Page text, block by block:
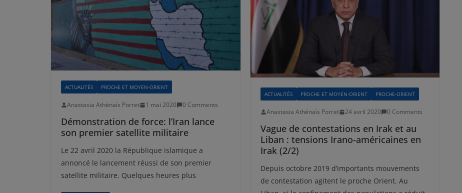
ACTUALITÉS PROCHE ET MOYEN-ORIENT
Anastasia Athénaïs Porret 1 mai 2020 0 Comments
Démonstration de force: l’Iran lance
son premier satellite militaire
Le 22 avril 2020 la République islamique a
annoncé le lancement réussi de son premier
satellite militaire. Quelques heures plus
ACTUALITÉS PROCHE ET MOYEN-ORIENT PROCHE-ORIENT
Anastasia Athénaïs Porret 24 avril 2020 0 Comments
Vague de contestations en Irak et au
Liban : tensions Irano-américaines en
Irak (2/2)
Depuis octobre 2019 d’importants mouvements
de contestation agitent le proche Orient. Au